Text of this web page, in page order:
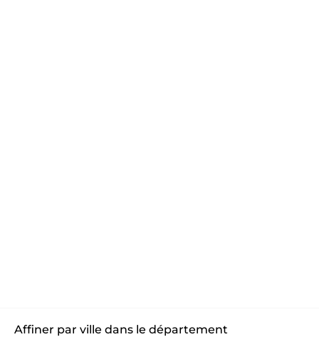
Affiner par ville dans le département